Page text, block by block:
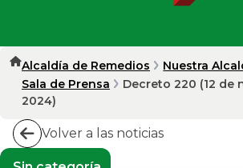
Alcaldía de Remedios
Nuestra
Sala de Prensa
Decreto 220 (12 de
2024)
Volver a las noticias